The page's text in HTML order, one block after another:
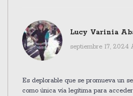
Lucy Varinia
septiembre 17, 2024
Es deplorable que se promueva un
como única vía legítima para